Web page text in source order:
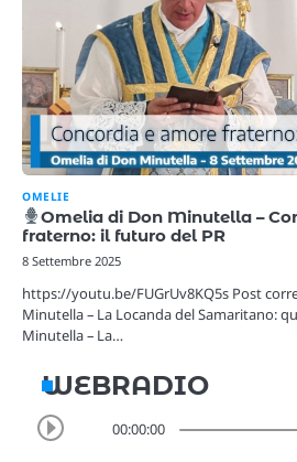
OMELIE
Omelia di Don Minutella –
fraterno: il futuro del PR
8 Settembre 2025
https://youtu.be/FUGrUv8KQ5s Post
Minutella – La Locanda del Samaritano:
Minutella – La…
WEBRADIO
00:00:00